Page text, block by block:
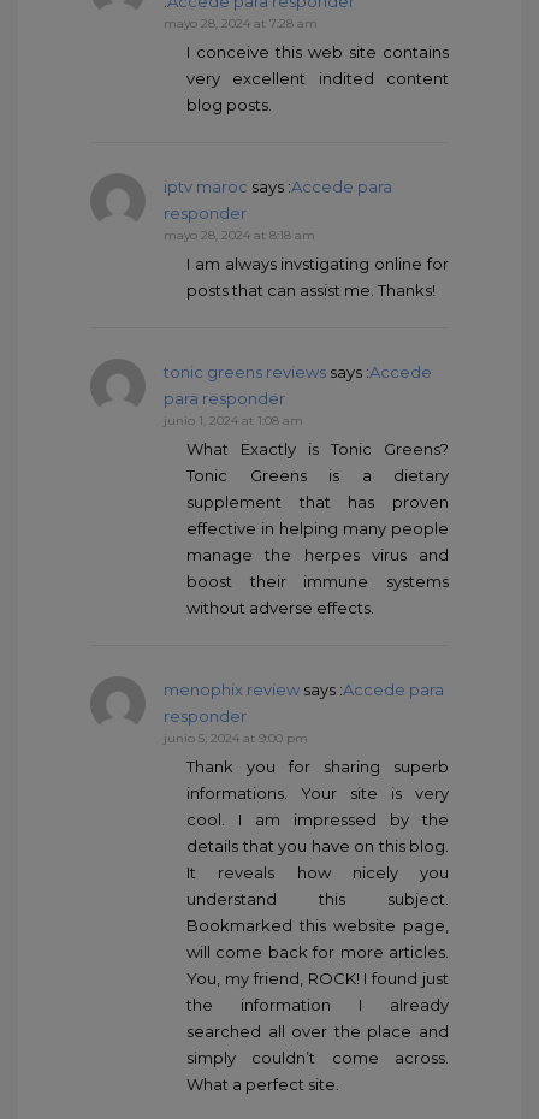
mayo 28, 2024 at 7:28 am
I conceive this web site contains
very excellent indited content
blog posts.
iptv maroc says :Accede para
responder
mayo 28, 2024 at 8:18 am
I am always invstigating online for
posts that can assist me. Thanks!
tonic greens reviews says :Accede
para responder
junio 1, 2024 at 1:08 am
What Exactly is Tonic Greens?
Tonic Greens is a dietary
supplement that has proven
effective in helping many people
manage the herpes virus and
boost their immune systems
without adverse effects.
menophix review says :Accede para
responder
junio 5, 2024 at 9:00 pm
Thank you for sharing superb
informations. Your site is very
cool. I am impressed by the
details that you have on this blog.
It reveals how nicely you
understand this subject.
Bookmarked this website page,
will come back for more articles.
You, my friend, ROCK! I found just
the information I already
searched all over the place and
simply couldn’t come across.
What a perfect site.